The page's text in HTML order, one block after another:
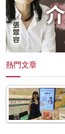
熱門文章